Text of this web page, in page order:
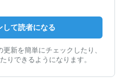
して読者になる
新を簡単にチェックしたり、
りできるようになります。